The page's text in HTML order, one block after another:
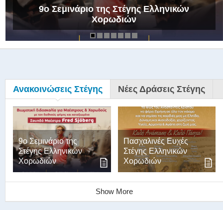
9ο Σεμινάριο της Στέγης Ελληνικών
Χορωδιών
Ανακοινώσεις Στέγης Νέες Δράσεις Στέγης
9ο Σεμινάριο της
Στέγης Ελληνικών
Χορωδιών
Πασχαλινές Ευχές
Στέγης Ελληνικών
Χορωδιών
Show More